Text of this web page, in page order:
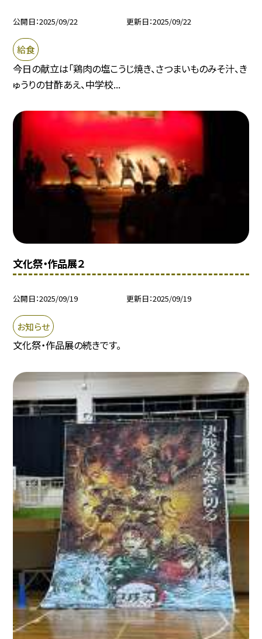
公開日 2025/09/22 更新日 2025/09/22
給食
今日の献立は「鶏肉の塩こうじ焼き、さつまいものみそ汁、き
ゅうりの甘酢あえ、中学校...
文化祭・作品展２
公開日 2025/09/19 更新日 2025/09/19
お知らせ
文化祭・作品展の続きです。